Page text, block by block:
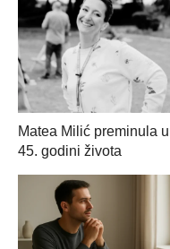
Matea Milić preminula u
45. godini života